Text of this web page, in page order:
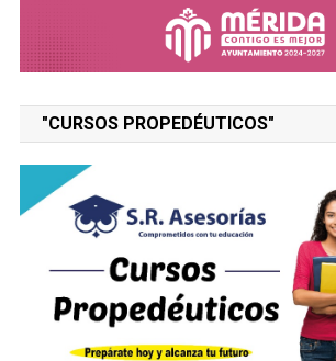
"CURSOS PROPEDÉUTICOS"